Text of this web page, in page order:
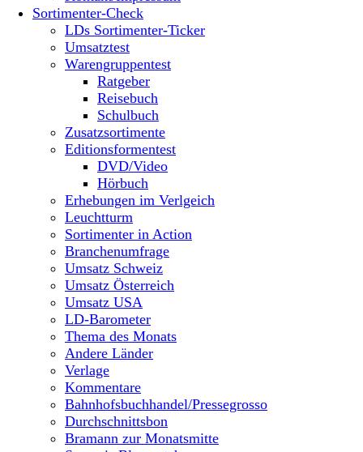
Sortimenter-Check
LDs Sortimenter-Ticker
Umsatztest
Warengruppentest
Ratgeber
Reisebuch
Schulbuch
Zusatzsortimente
Editionsformentest
DVD/Video
Hörbuch
Erhebungen im Verlgeich
Leuchtturm
Sortimenter in Action
Branchenumfrage
Umsatz Schweiz
Umsatz Österreich
Umsatz USA
LD-Barometer
Thema des Monats
Andere Länder
Verlage
Kommentare
Bahnhofsbuchhandel/Pressegrosso
Durchschnittsbon
Bramann zur Monatsmitte